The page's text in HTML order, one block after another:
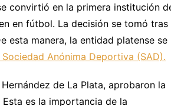
convirtió en la primera institución
en fútbol. La decisión se tomó tras
esta manera, la entidad platense se
Sociedad Anónima Deportiva (SAD).
de La Plata, aprobaron la
es la importancia de la